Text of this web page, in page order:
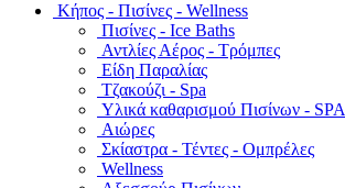
Κήπος - Πισίνες - Wellness
Πισίνες - Ice Baths
Αντλίες Αέρος - Τρόμπες
Είδη Παραλίας
Τζακούζι - Spa
Υλικά καθαρισμού Πισίνων - SPA
Αιώρες
Σκίαστρα - Τέντες - Ομπρέλες
Wellness